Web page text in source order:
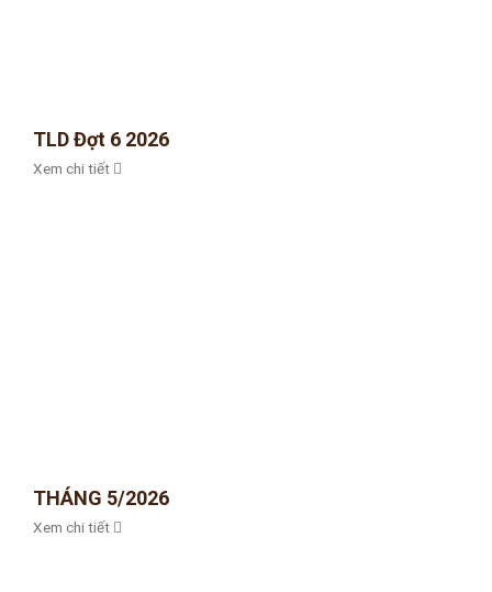
TLD Đợt 6 2026
Xem chi tiết
THÁNG 5/2026
Xem chi tiết